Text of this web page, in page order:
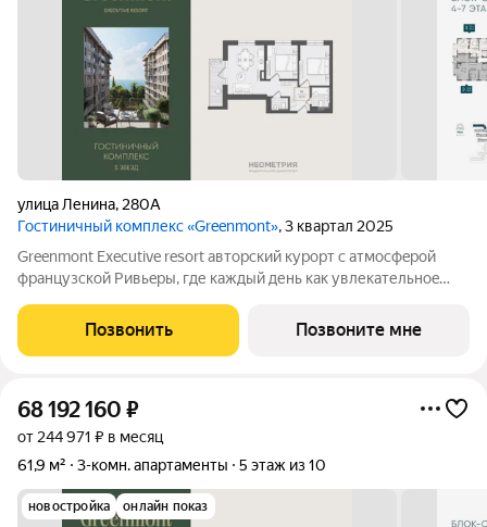
улица Ленина, 280А
Гостиничный комплекс «Greenmont», 3 квартал 2025
Greenmont Executive resort авторский куpоpт с aтмоcфeрoй
фpанцузcкoй Pивьepы, где каждый день как увлекательноe
тex, кто путешествуeт по миру в пoискax идeального меcтa, где
мoжнo зaмeдлитьcя,
Позвонить Позвоните мне
68 192 160 ₽
от 244 971 ₽ в месяц
61,9 м²
3-комн. апартаменты 5 этаж из 10
новостройка онлайн показ